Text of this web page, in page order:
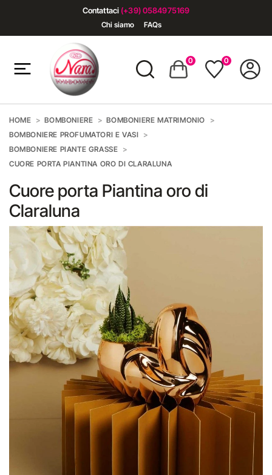
Contattaci (+39) 0584975169
Chi siamo FAQs
0 0
HOME BOMBONIERE
BOMBONIERE MATRIMONIO
BOMBONIERE PROFUMATORI E VASI
BOMBONIERE PIANTE GRASSE
CUORE PORTA PIANTINA ORO DI CLARALUNA
Cuore porta Piantina oro di
Claraluna